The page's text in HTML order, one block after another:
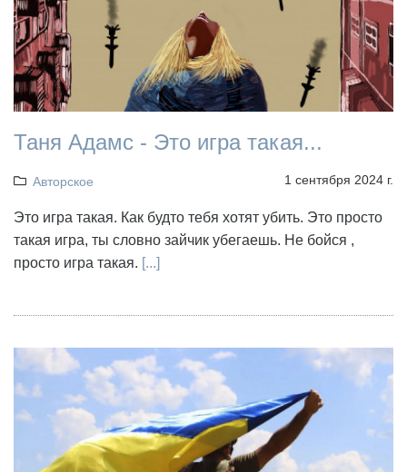
Таня Адамс - Это игра такая...
Авторское 1 сентября 2024 г.
Это игра такая. Как будто тебя хотят убить. Это просто
такая игра, ты словно зайчик убегаешь. Не бойся ,
просто игра такая. [...]